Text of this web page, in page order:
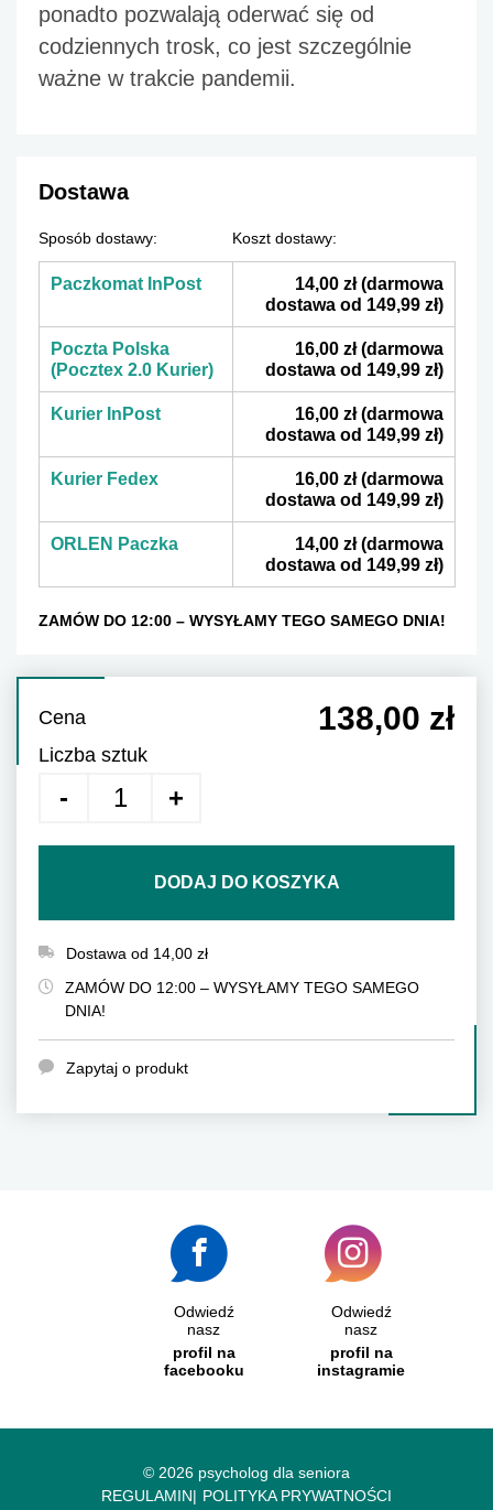
ponadto pozwalają oderwać się od
codziennych trosk, co jest szczególnie
ważne w trakcie pandemii.
Dostawa
Sposób dostawy: Koszt dostawy:
Paczkomat InPost 14,00 zł(darmowa
dostawa od 149,99 zł)
Poczta Polska
(Pocztex 2.0 Kurier)
16,00 zł(darmowa
dostawa od 149,99 zł)
Kurier InPost 16,00 zł(darmowa
dostawa od 149,99 zł)
Kurier Fedex 16,00 zł(darmowa
dostawa od 149,99 zł)
ORLEN Paczka 14,00 zł(darmowa
dostawa od 149,99 zł)
ZAMÓW DO 12:00 – WYSYŁAMY TEGO SAMEGO DNIA!
Cena 138,00 zł
Liczba sztuk
DODAJ DO KOSZYKA
Dostawa od 14,00 zł
ZAMÓW DO 12:00 – WYSYŁAMY TEGO SAMEGO
DNIA!
Zapytaj o produkt
Odwiedź
nasz
profil na
facebooku
Odwiedź
nasz
profil na
instagramie
© 2026 psycholog dla seniora
REGULAMIN
POLITYKA PRYWATNOŚCI